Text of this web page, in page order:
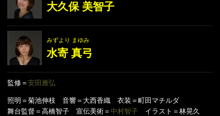
大久保 美智子
みずより まゆみ
水寄 真弓
監修＝安田雅弘
照明＝菊池伸枝 音響＝大西香織 衣装＝町田マチルダ
舞台監督＝高橋智子 宣伝美術＝ 中村智子 イラスト＝林晃久